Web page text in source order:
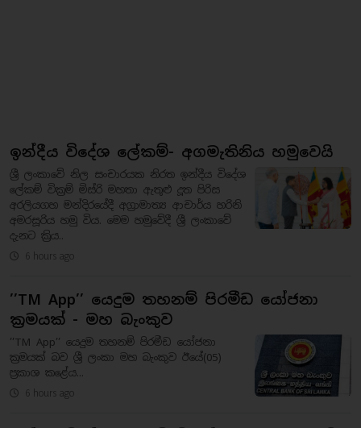
ඉන්දීය විදේශ ලේකම්- අගමැතිනිය හමුවෙයි
ශ්‍රී ලංකාවේ නිල සංචාරයක නිරත ඉන්දීය විදේශ
ලේකම් වික්‍රම් මිස්රි මහතා ඇතුළු දූත පිරිස
අරලියගහ මන්දිරයේදී අග්‍රාමාත්‍ය ආචාර්ය හරිනි
අමරසූරිය හමු විය. මෙම හමුවේදී ශ්‍රී ලංකාවේ
දැනට ක්‍රිය..
6 hours ago
’’TM App’’ යෙදුම තහනම් පිරමීඩ යෝජනා
ක්‍රමයක් - මහ බැංකුව
’’TM App’’ යෙදුම තහනම් පිරමීඩ යෝජනා
ක්‍රමයක් බව ශ්‍රී ලංකා මහ බැංකුව ඊයේ(05)
ප්‍රකාශ කළේය...
6 hours ago